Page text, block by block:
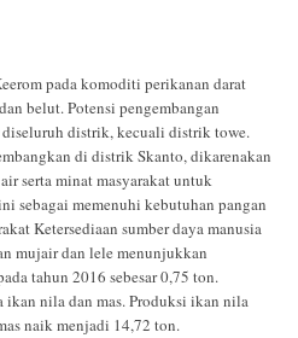
pada komoditi perikanan darat
belut. Potensi pengembangan
distrik, kecuali distrik towe.
di distrik Skanto, dikarenakan
serta minat masyarakat untuk
sebagai memenuhi kebutuhan pangan
Ketersediaan sumber daya manusia
mujair dan lele menunjukkan
tahun 2016 sebesar 0,75 ton.
nila dan mas. Produksi ikan nila
naik menjadi 14,72 ton.